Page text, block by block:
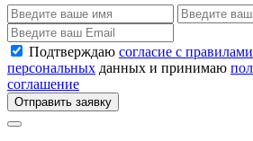
Подтверждаю согласие с
персональных данных и принимаю
соглашение
Отправить заявку